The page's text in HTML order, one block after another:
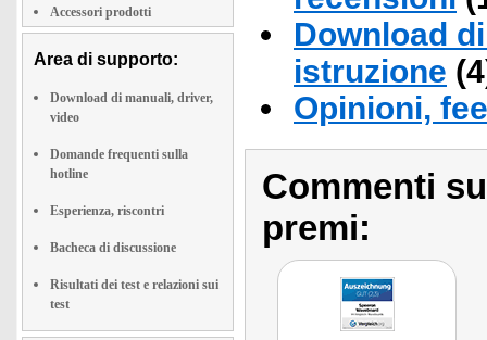
Accessori prodotti
Area di supporto:
Download di manuali, driver,
video
Domande frequenti sulla
hotline
Esperienza, riscontri
Bacheca di discussione
Risultati dei test e relazioni sui
test
Download
istruzione
Opinioni,
Commenti
premi: